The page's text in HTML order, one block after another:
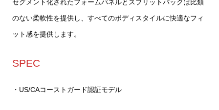
セグメント化されたフォームパネルとスプリットバックは比類
のない柔軟性を提供し、すべてのボディスタイルに快適なフィ
ット感を提供します。
SPEC
・US/CAコーストガード認証モデル